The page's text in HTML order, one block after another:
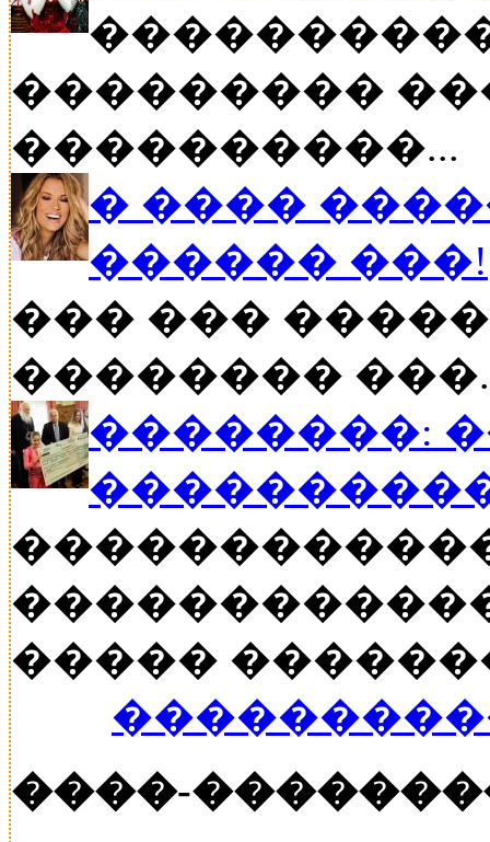
���������
����������...
� ����
������ ���!
��� ���
��������
��������:
�����
����-